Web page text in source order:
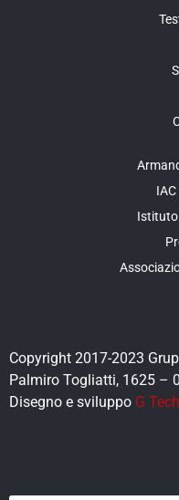
Istituto
Copyright 2017-2023
Palmiro Togliatti, 1625 –
Disegno e sviluppo G